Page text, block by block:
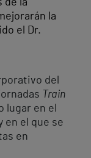
la
el Dr.
del
Train
lugar en el
en el que se
en